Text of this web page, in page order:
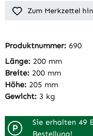
Zum Merkzettel
Produktnummer: 690
Länge: 200 mm
Breite: 200 mm
Höhe: 205 mm
Gewicht: 3 kg
P
Sie erhalten 49
Bestellung!